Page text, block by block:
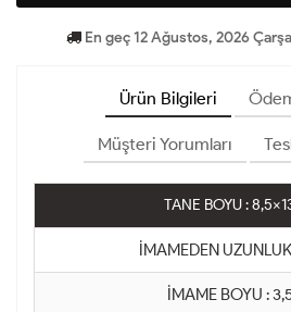
En geç 12 Ağustos, 2026
Ürün Bilgileri
Müşteri Yorumları
TANE BOYU :
İMAMEDEN
İMAME BOYU :